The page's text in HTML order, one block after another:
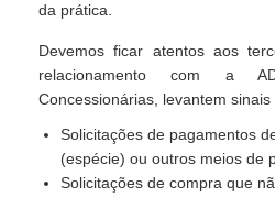
da prática.
Devemos ficar atentos aos
relacionamento com a
Concessionárias, levantem
Solicitações de pagamentos
(espécie) ou outros meios de
Solicitações de compra que